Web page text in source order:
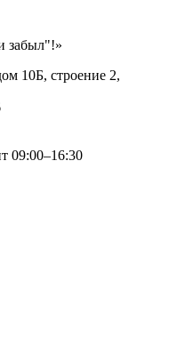
забыл"!»
10Б, строение 2,
09:00–16:30